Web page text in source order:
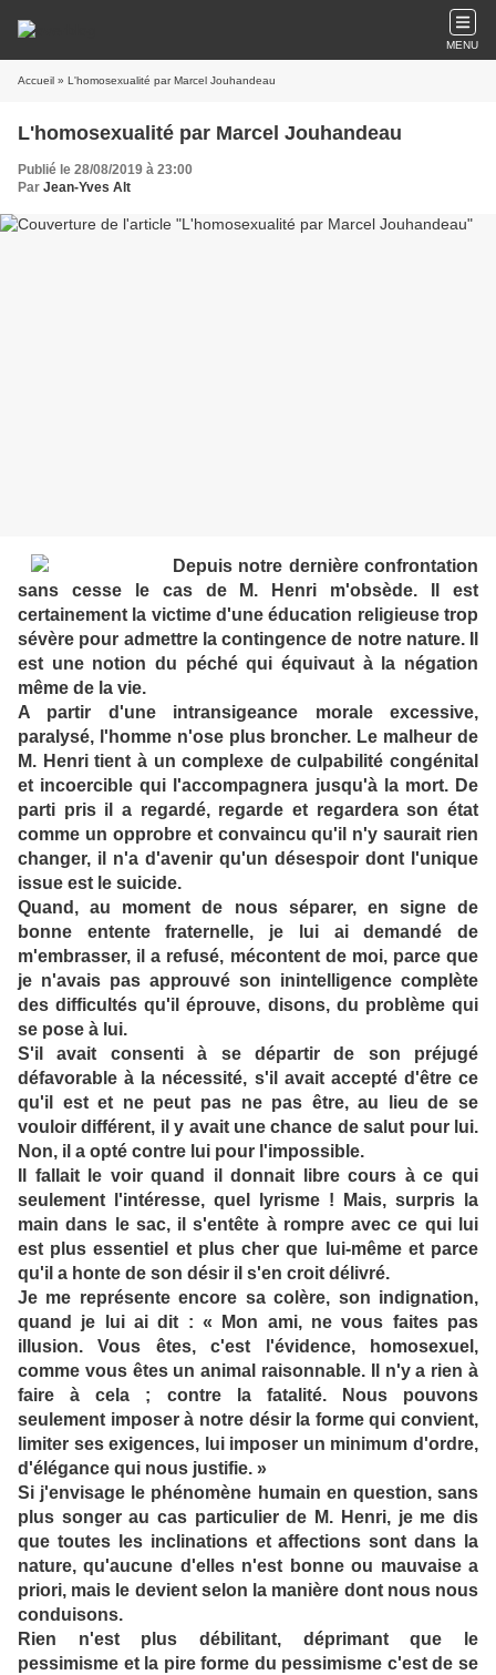
MENU
Accueil » L'homosexualité par Marcel Jouhandeau
L'homosexualité par Marcel Jouhandeau
Publié le 28/08/2019 à 23:00
Par Jean-Yves Alt
Depuis notre dernière confrontation
sans cesse le cas de M. Henri m'obsède. Il est
certainement la victime d'une éducation religieuse trop
sévère pour admettre la contingence de notre nature. Il
est une notion du péché qui équivaut à la négation
même de la vie.
A partir d'une intransigeance morale excessive,
paralysé, l'homme n'ose plus broncher. Le malheur de
M. Henri tient à un complexe de culpabilité congénital
et incoercible qui l'accompagnera jusqu'à la mort. De
parti pris il a regardé, regarde et regardera son état
comme un opprobre et convaincu qu'il n'y saurait rien
changer, il n'a d'avenir qu'un désespoir dont l'unique
issue est le suicide.
Quand, au moment de nous séparer, en signe de
bonne entente fraternelle, je lui ai demandé de
m'embrasser, il a refusé, mécontent de moi, parce que
je n'avais pas approuvé son inintelligence complète
des difficultés qu'il éprouve, disons, du problème qui
se pose à lui.
S'il avait consenti à se départir de son préjugé
défavorable à la nécessité, s'il avait accepté d'être ce
qu'il est et ne peut pas ne pas être, au lieu de se
vouloir différent, il y avait une chance de salut pour lui.
Non, il a opté contre lui pour l'impossible.
Il fallait le voir quand il donnait libre cours à ce qui
seulement l'intéresse, quel lyrisme ! Mais, surpris la
main dans le sac, il s'entête à rompre avec ce qui lui
est plus essentiel et plus cher que lui-même et parce
qu'il a honte de son désir il s'en croit délivré.
Je me représente encore sa colère, son indignation,
quand je lui ai dit : « Mon ami, ne vous faites pas
illusion. Vous êtes, c'est l'évidence, homosexuel,
comme vous êtes un animal raisonnable. Il n'y a rien à
faire à cela ; contre la fatalité. Nous pouvons
seulement imposer à notre désir la forme qui convient,
limiter ses exigences, lui imposer un minimum d'ordre,
d'élégance qui nous justifie. »
Si j'envisage le phénomène humain en question, sans
plus songer au cas particulier de M. Henri, je me dis
que toutes les inclinations et affections sont dans la
nature, qu'aucune d'elles n'est bonne ou mauvaise a
priori, mais le devient selon la manière dont nous nous
conduisons.
Rien n'est plus débilitant, déprimant que le
pessimisme et la pire forme du pessimisme c'est de se